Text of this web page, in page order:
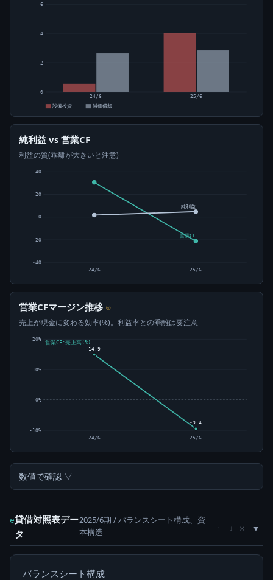
0
2
4
6
24/6
25/6
設備投資
減価償却
純利益 vs 営業CF
利益の質(乖離が大きいと注意)
-40
-20
0
20
40
営業CF
純利益
24/6 25/6
営業CFマージン推移 ⊙
売上が現金に変わる効率(%)。利益率との乖離は要注意
-10%
0%
10%
20%
14.9
24/6
-9.4
25/6
営業CF÷売上高(%)
数値で確認 ▽
e貸借対照表デー
タ
2025/6期 / バランスシート構成、資
本構造
↑ ↓ ×
バランスシート構成